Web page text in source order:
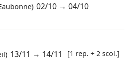
02/10 →04/10
13/11 → 14/11
[1 rep. + 2 scol.]